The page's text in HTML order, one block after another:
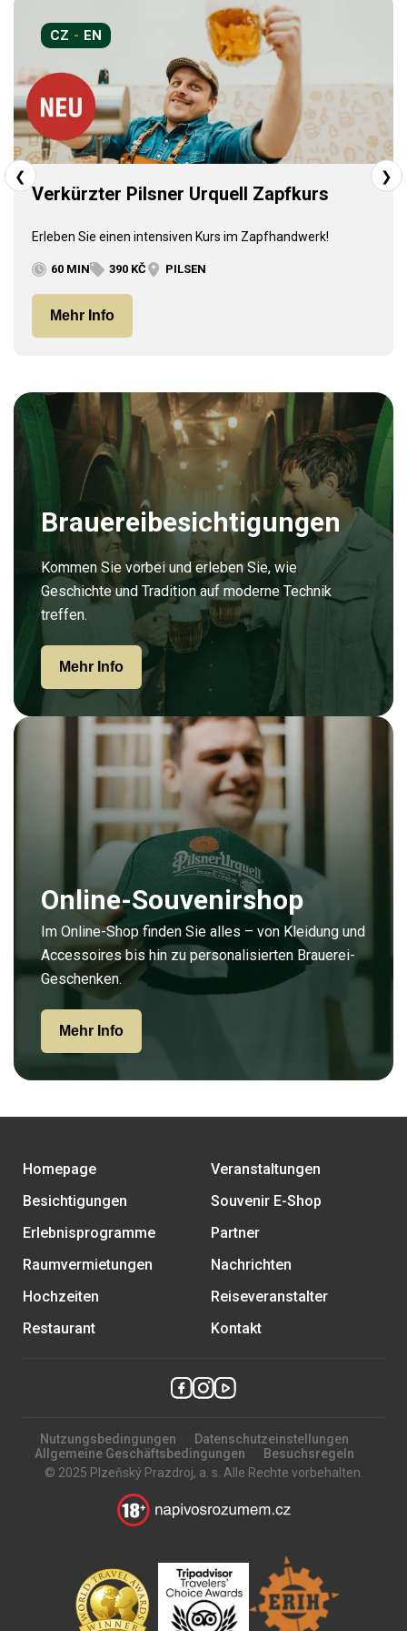
❮ ❯
CZ - EN
Verkürzter Pilsner Urquell Zapfkurs
Erleben Sie einen intensiven Kurs im Zapfhandwerk!
60 MIN 390 KČ PILSEN
Mehr Info
Brauereibesichtigungen
Kommen Sie vorbei und erleben Sie, wie
Geschichte und Tradition auf moderne Technik
treffen.
Mehr Info
Online-Souvenirshop
Im Online-Shop finden Sie alles – von Kleidung und
Accessoires bis hin zu personalisierten Brauerei-
Geschenken.
Mehr Info
Homepage
Besichtigungen
Erlebnisprogramme
Raumvermietungen
Hochzeiten
Restaurant
Veranstaltungen
Souvenir E-Shop
Partner
Nachrichten
Reiseveranstalter
Kontakt
Nutzungsbedingungen
Datenschutzeinstellungen
Allgemeine Geschäftsbedingungen
Besuchsregeln
© 2025 Plzeňský Prazdroj, a. s. Alle Rechte vorbehalten.